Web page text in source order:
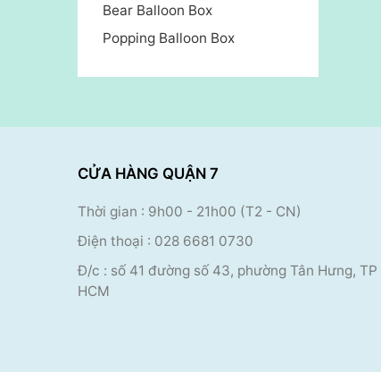
Bear Balloon Box
Popping Balloon Box
CỬA HÀNG QUẬN 7
Thời gian : 9h00 - 21h00 (T2 - CN)
Điện thoại : 028 6681 0730
Đ/c : số 41 đường số 43, phường Tân Hưng, TP
HCM